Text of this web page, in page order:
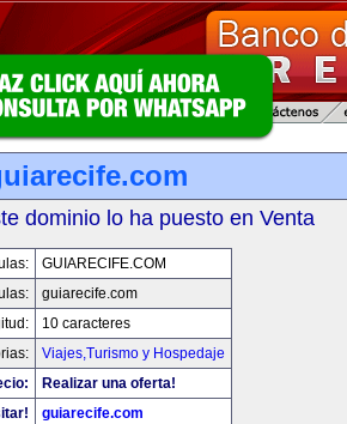
dominio lo ha puesto en Venta
GUIARECIFE.COM
guiarecife.com
10 caracteres
Viajes,Turismo y Hospedaje
Realizar una oferta!
guiarecife.com